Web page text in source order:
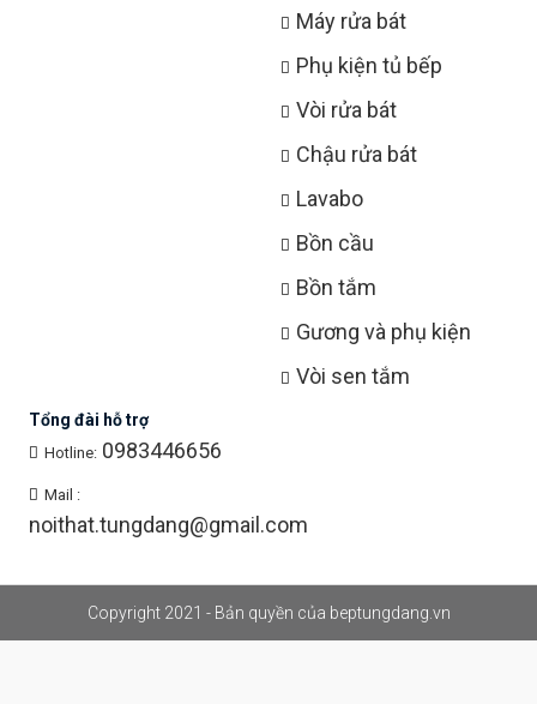
Máy rửa bát
Phụ kiện tủ bếp
Vòi rửa bát
Chậu rửa bát
Lavabo
Bồn cầu
Bồn tắm
Gương và phụ kiện
Vòi sen tắm
Tổng đài hỗ trợ
Hotline: 0983446656
Mail :
noithat.tungdang@gmail.com
Copyright 2021 - Bản quyền của beptungdang.vn